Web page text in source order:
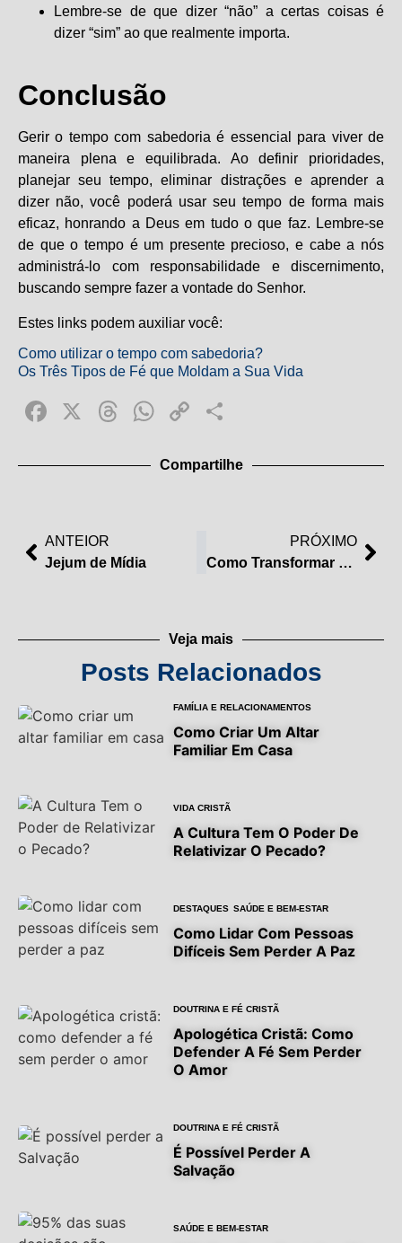
Lembre-se de que dizer “não” a certas coisas é
dizer “sim” ao que realmente importa.
Conclusão
Gerir o tempo com sabedoria é essencial para viver de
maneira plena e equilibrada. Ao definir prioridades,
planejar seu tempo, eliminar distrações e aprender a
dizer não, você poderá usar seu tempo de forma mais
eficaz, honrando a Deus em tudo o que faz. Lembre-se
de que o tempo é um presente precioso, e cabe a nós
administrá-lo com responsabilidade e discernimento,
buscando sempre fazer a vontade do Senhor.
Estes links podem auxiliar você:
Como utilizar o tempo com sabedoria?
Os Três Tipos de Fé que Moldam a Sua Vida
Facebook
X Threads
WhatsApp
Copy
Compartilhe
ANTEIOR
Jejum de Mídia
PRÓXIMO
Como Transformar Suas Finanças pela Gratidão
Veja mais
Posts Relacionados
FAMÍLIA E RELACIONAMENTOS
Como Criar Um Altar
Familiar Em Casa
VIDA CRISTÃ
A Cultura Tem O Poder De
Relativizar O Pecado?
DESTAQUES SAÚDE E BEM-ESTAR
Como Lidar Com Pessoas
Difíceis Sem Perder A Paz
DOUTRINA E FÉ CRISTÃ
Apologética Cristã: Como
Defender A Fé Sem Perder
O Amor
DOUTRINA E FÉ CRISTÃ
É Possível Perder A
Salvação
SAÚDE E BEM-ESTAR